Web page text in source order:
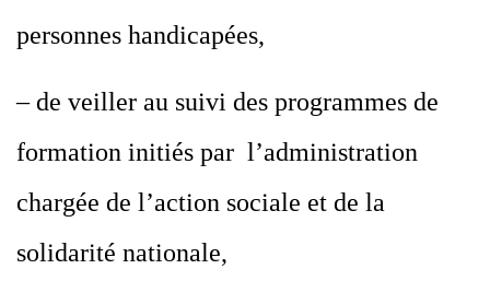
personnes handicapées,
– de veiller au suivi des programmes de
formation initiés par l’administration
chargée de l’action sociale et de la
solidarité nationale,